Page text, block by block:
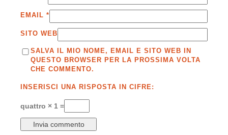
EMAIL *
SITO WEB
SALVA IL MIO NOME, EMAIL E SITO WEB IN
QUESTO BROWSER PER LA PROSSIMA VOLTA
CHE COMMENTO.
INSERISCI UNA RISPOSTA IN CIFRE:
quattro × 1 =